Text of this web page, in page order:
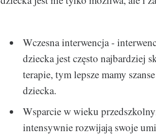
Wczesna interwencja -
dziecka jest często najbardziej
terapie, tym lepsze mamy
dziecka.
Wsparcie w wieku
intensywnie rozwijają swoje